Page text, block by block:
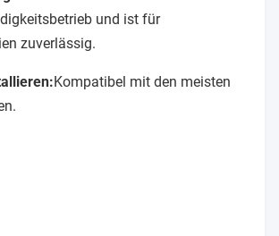
und ist für
zuverlässig.
Kompatibel mit den meisten